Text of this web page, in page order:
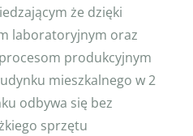
że dzięki
laboratoryjnym oraz
produkcyjnym
mieszkalnego w 2
odbywa się bez
sprzętu